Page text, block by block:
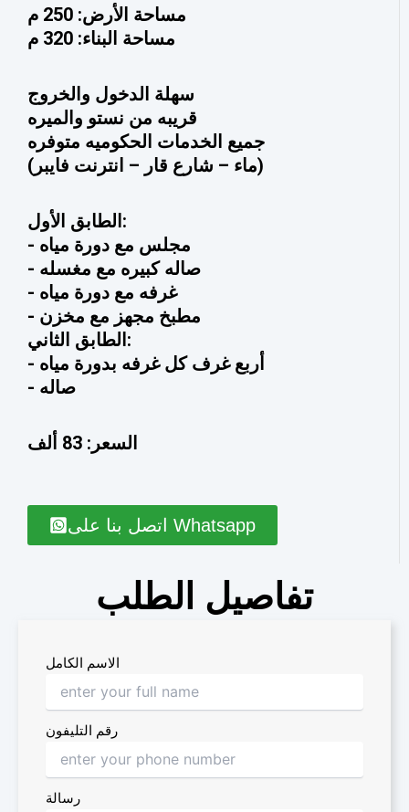
مساحة الأرض: 250 م
مساحة البناء: 320 م
سهلة الدخول والخروج
قريبه من نستو والميره
جميع الخدمات الحكوميه متوفره
(ماء – شارع قار – انترنت فايبر)
الطابق الأول:
- مجلس مع دورة مياه
- صاله كبيره مع مغسله
- غرفه مع دورة مياه
- مطبخ مجهز مع مخزن
الطابق الثاني:
- أربع غرف كل غرفه بدورة مياه
- ⁠صاله
السعر: 83 ألف
اتصل بنا على Whatsapp
تفاصيل الطلب
الاسم الكامل
رقم التليفون
رسالة